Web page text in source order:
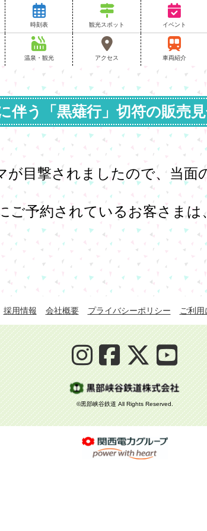
時刻表 観光スポット イベント
温泉・観光 アクセス 車両紹介
伴う「黒薙行」切符の販売
が目撃されましたので、当面
ご予約されているお客さまは
採用情報 会社概要 プライバシーポリシー ご利
©黒部峡谷鉄道 All Rights Reserved.